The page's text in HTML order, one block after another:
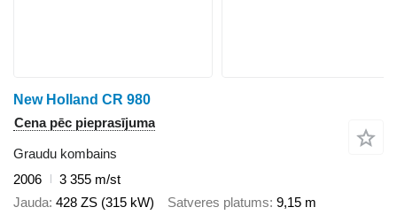
New Holland CR 980
Cena pēc pieprasījuma
Graudu kombains
2006
3 355 m/st
Jauda 428 ZS (315 kW) Satveres platums 9,15 m